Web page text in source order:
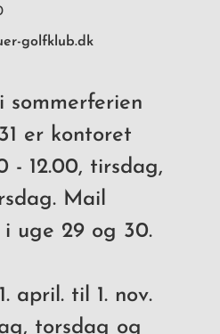
golfklub.dk
sommerferien
er kontoret
- 12.00, tirsdag,
Mail
i uge 29 og 30.
april. til 1. nov.
torsdag og